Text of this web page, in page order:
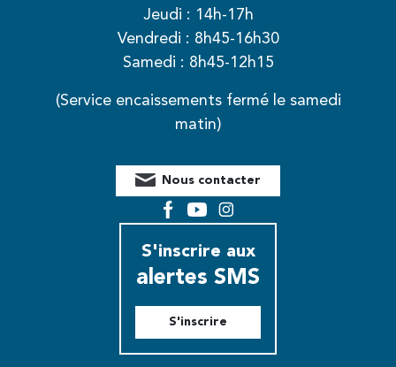
Jeudi : 14h-17h
Vendredi : 8h45-16h30
Samedi : 8h45-12h15
(Service encaissements fermé le samedi
matin)
Nous contacter
FacebookYouTubeInstagram
S'inscrire aux
alertes SMS
S'inscrire